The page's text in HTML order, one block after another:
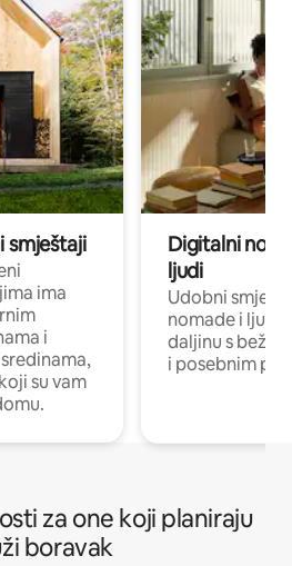
smještaji
ima
i
su vam
Digitalni
ljudi
Udobni
nomade i ljude
daljinu s
i posebnim
za one koji planiraju
boravak